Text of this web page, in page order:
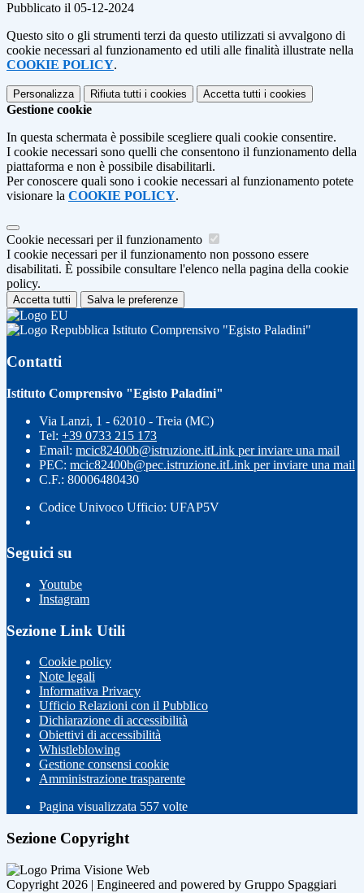
Pubblicato il 05-12-2024
Questo sito o gli strumenti terzi da questo utilizzati si avvalgono di
cookie necessari al funzionamento ed utili alle finalità illustrate nella
COOKIE POLICY.
Personalizza Rifiuta tutti i cookies Accetta tutti i cookies
Gestione cookie
In questa schermata è possibile scegliere quali cookie consentire.
I cookie necessari sono quelli che consentono il funzionamento della
piattaforma e non è possibile disabilitarli.
Per conoscere quali sono i cookie necessari al funzionamento potete
visionare la COOKIE POLICY.
Cookie necessari per il funzionamento
I cookie necessari per il funzionamento non possono essere
disabilitati. È possibile consultare l'elenco nella pagina della cookie
policy.
Accetta tutti Salva le preferenze
Istituto Comprensivo "Egisto Paladini"
Contatti
Istituto Comprensivo "Egisto Paladini"
Via Lanzi, 1 - 62010 - Treia (MC)
Tel: +39 0733 215 173
Email: mcic82400b@istruzione.itLink per inviare una mail
PEC: mcic82400b@pec.istruzione.itLink per inviare una mail
C.F.: 80006480430
Codice Univoco Ufficio: UFAP5V
Seguici su
Youtube
Instagram
Sezione Link Utili
Cookie policy
Note legali
Informativa Privacy
Ufficio Relazioni con il Pubblico
Dichiarazione di accessibilità
Obiettivi di accessibilità
Whistleblowing
Gestione consensi cookie
Amministrazione trasparente
Pagina visualizzata 557 volte
Sezione Copyright
Copyright 2026 | Engineered and powered by Gruppo Spaggiari